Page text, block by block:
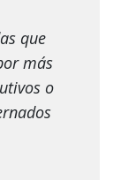
que
más
o